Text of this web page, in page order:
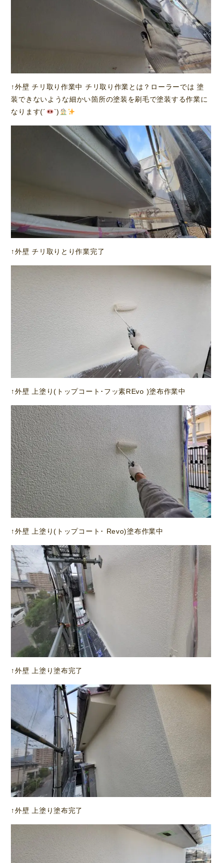
↑外壁 チリ取り作業中 チリ取り作業とは？ローラーでは 塗
装できないような細かい箇所の塗装を刷毛で塗装する作業に
なります(´
`)
↑外壁 チリ取りとり作業完了
↑外壁 上塗り(トップコート･フッ素REvo )塗布作業中
↑外壁 上塗り(トップコート･ Revo)塗布作業中
↑外壁 上塗り塗布完了
↑外壁 上塗り塗布完了